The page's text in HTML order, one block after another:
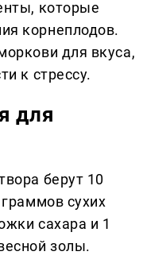
которые
корнеплодов.
для вкуса,
к стрессу.
для
берут 10
сухих
сахара и 1
золы.